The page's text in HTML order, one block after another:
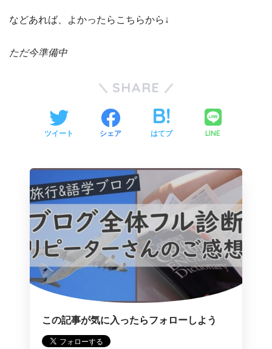
などあれば、よかったらこちらから↓
ただ今準備中
SHARE
ツイート シェア はてブ LINE
この記事が気に入ったらフォローしよう